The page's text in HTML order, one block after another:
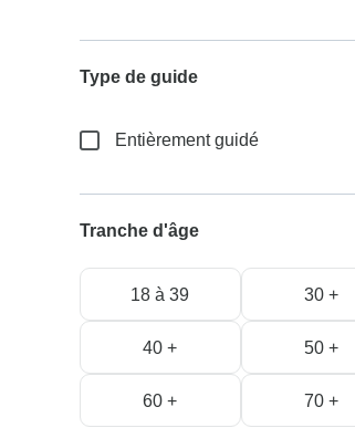
Type de guide
Entièrement guidé
Tranche d'âge
18 à 39 30 +
40 + 50 +
60 + 70 +